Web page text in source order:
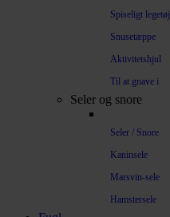
Spiseligt legetøj
Snusetæppe
Aktivitetshjul
Til at gnave i
Seler og snore
Seler / Snore
Kaninsele
Marsvin-sele
Hamstersele